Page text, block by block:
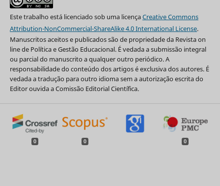
Este trabalho está licenciado sob uma licençaCreative Commons
Attribution-NonCommercial-ShareAlike 4.0 International License.
Manuscritos aceitos e publicados são de propriedade da Revista on
line de Política e Gestão Educacional. É vedada a submissão integral
ou parcial do manuscrito a qualquer outro periódico. A
responsabilidade do conteúdo dos artigos é exclusiva dos autores. É
vedada a tradução para outro idioma sem a autorização escrita do
Editor ouvida a Comissão Editorial Científica.
0 0 0